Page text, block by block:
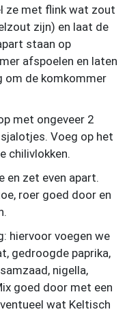
ze met flink wat zout
zijn) en laat de
staan op
afspoelen en laten
om de komkommer
met ongeveer 2
Voeg op het
chilivlokken.
en zet even apart.
roer goed door en
hiervoor voegen we
gedroogde paprika,
nigella,
goed door met een
wat Keltisch